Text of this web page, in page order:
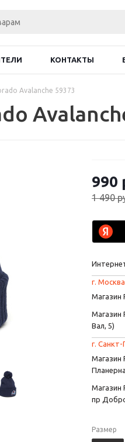
КОНТАКТЫ
Avalanche 59373
990
1 490
г.
Магазин
Магазин
Вал, 5)
г. Санкт-
Магазин
Магазин
пр
Размер